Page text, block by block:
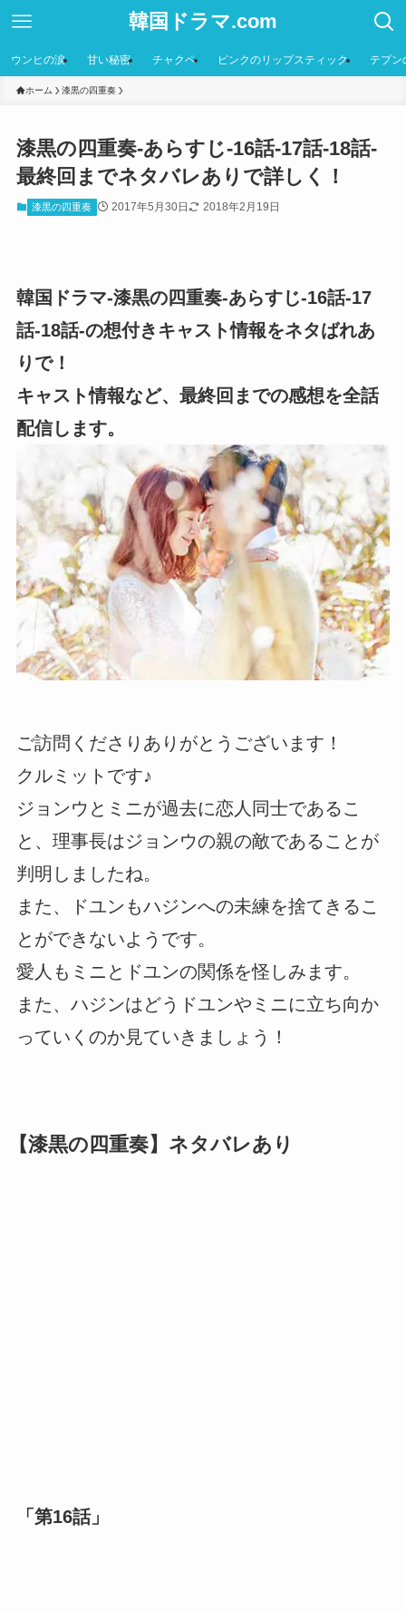
韓国ドラマ.com
ウンヒの涙 甘い秘密 チャクペ ピンクのリップスティック テプン
ホーム 漆黒の四重奏
漆黒の四重奏-あらすじ-16話-17話-18話-
最終回までネタバレありで詳しく！
漆黒の四重奏 2017年5月30日 2018年2月19日
韓国ドラマ-漆黒の四重奏-あらすじ-16話-17
話-18話-の想付きキャスト情報をネタばれあ
りで！
キャスト情報など、最終回までの感想を全話
配信します。
ご訪問くださりありがとうございます！
クルミットです♪
ジョンウとミニが過去に恋人同士であるこ
と、理事長はジョンウの親の敵であることが
判明しましたね。
また、ドユンもハジンへの未練を捨てきるこ
とができないようです。
愛人もミニとドユンの関係を怪しみます。
また、ハジンはどうドユンやミニに立ち向か
っていくのか見ていきましょう！
【漆黒の四重奏】ネタバレあり
「第16話」